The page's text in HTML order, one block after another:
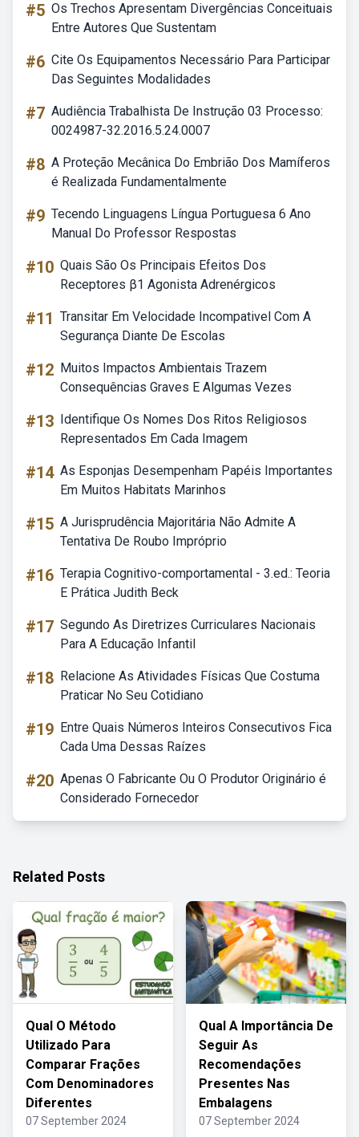
#5 Os Trechos Apresentam Divergências Conceituais
Entre Autores Que Sustentam
#6 Cite Os Equipamentos Necessário Para Participar
Das Seguintes Modalidades
#7 Audiência Trabalhista De Instrução 03 Processo:
0024987-32.2016.5.24.0007
#8 A Proteção Mecânica Do Embrião Dos Mamíferos
é Realizada Fundamentalmente
#9 Tecendo Linguagens Língua Portuguesa 6 Ano
Manual Do Professor Respostas
#10 Quais São Os Principais Efeitos Dos
Receptores β1 Agonista Adrenérgicos
#11 Transitar Em Velocidade Incompativel Com A
Segurança Diante De Escolas
#12 Muitos Impactos Ambientais Trazem
Consequências Graves E Algumas Vezes
#13 Identifique Os Nomes Dos Ritos Religiosos
Representados Em Cada Imagem
#14 As Esponjas Desempenham Papéis Importantes
Em Muitos Habitats Marinhos
#15 A Jurisprudência Majoritária Não Admite A
Tentativa De Roubo Impróprio
#16 Terapia Cognitivo-comportamental - 3.ed.: Teoria
E Prática Judith Beck
#17 Segundo As Diretrizes Curriculares Nacionais
Para A Educação Infantil
#18 Relacione As Atividades Físicas Que Costuma
Praticar No Seu Cotidiano
#19 Entre Quais Números Inteiros Consecutivos Fica
Cada Uma Dessas Raízes
#20 Apenas O Fabricante Ou O Produtor Originário é
Considerado Fornecedor
Related Posts
Qual O Método
Utilizado Para
Comparar Frações
Com Denominadores
Diferentes
07 September 2024
Qual A Importância De
Seguir As
Recomendações
Presentes Nas
Embalagens
07 September 2024